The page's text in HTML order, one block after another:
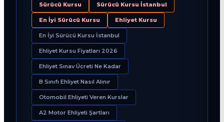
Sürücü Kursu Sürücü Kursu İstanbul
En İyi Sürücü Kursu Ehliyet Kursu
En İyi Sürücü Kursu İstanbul
Ehliyet Kursu Fiyatları 2026
Ehliyet Sınav Ücreti Ne Kadar
B Sınıfı Ehliyet Nasıl Alınır
Otomobil Ehliyeti Veren Kurslar
A2 Motor Ehliyeti Şartları